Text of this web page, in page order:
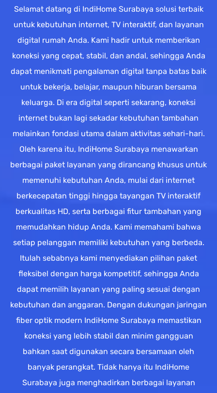
Selamat datang di IndiHome Surabaya solusi terbaik
untuk kebutuhan internet, TV interaktif, dan layanan
digital rumah Anda. Kami hadir untuk memberikan
koneksi yang cepat, stabil, dan andal, sehingga Anda
dapat menikmati pengalaman digital tanpa batas baik
untuk bekerja, belajar, maupun hiburan bersama
keluarga. Di era digital seperti sekarang, koneksi
internet bukan lagi sekadar kebutuhan tambahan
melainkan fondasi utama dalam aktivitas sehari-hari.
Oleh karena itu, IndiHome Surabaya menawarkan
berbagai paket layanan yang dirancang khusus untuk
memenuhi kebutuhan Anda, mulai dari internet
berkecepatan tinggi hingga tayangan TV interaktif
berkualitas HD, serta berbagai fitur tambahan yang
memudahkan hidup Anda. Kami memahami bahwa
setiap pelanggan memiliki kebutuhan yang berbeda.
Itulah sebabnya kami menyediakan pilihan paket
fleksibel dengan harga kompetitif, sehingga Anda
dapat memilih layanan yang paling sesuai dengan
kebutuhan dan anggaran. Dengan dukungan jaringan
fiber optik modern IndiHome Surabaya memastikan
koneksi yang lebih stabil dan minim gangguan
bahkan saat digunakan secara bersamaan oleh
banyak perangkat. Tidak hanya itu IndiHome
Surabaya juga menghadirkan berbagai layanan